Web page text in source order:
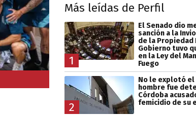
Más leídas de Perfil
1
El Senado dio
sanción a la
de la Propiedad
Gobierno tuvo
en la Ley del
Fuego
2
No le explotó el
hombre fue
Córdoba
femicidio de su